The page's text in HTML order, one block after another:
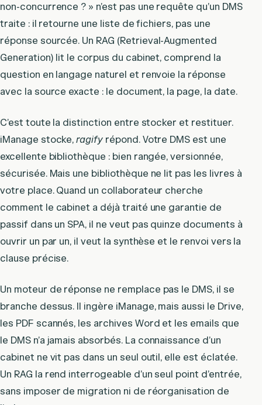
non-concurrence ? » n’est pas une requête qu’un DMS
traite : il retourne une liste de fichiers, pas une
réponse sourcée. Un RAG (Retrieval-Augmented
Generation) lit le corpus du cabinet, comprend la
question en langage naturel et renvoie la réponse
avec la source exacte : le document, la page, la date.
C’est toute la distinction entre stocker et restituer.
iManage stocke,ragify répond. Votre DMS est une
excellente bibliothèque : bien rangée, versionnée,
sécurisée. Mais une bibliothèque ne lit pas les livres à
votre place. Quand un collaborateur cherche
comment le cabinet a déjà traité une garantie de
passif dans un SPA, il ne veut pas quinze documents à
ouvrir un par un, il veut la synthèse et le renvoi vers la
clause précise.
Un moteur de réponse ne remplace pas le DMS, il se
branche dessus. Il ingère iManage, mais aussi le Drive,
les PDF scannés, les archives Word et les emails que
le DMS n’a jamais absorbés. La connaissance d’un
cabinet ne vit pas dans un seul outil, elle est éclatée.
Un RAG la rend interrogeable d’un seul point d’entrée,
sans imposer de migration ni de réorganisation de